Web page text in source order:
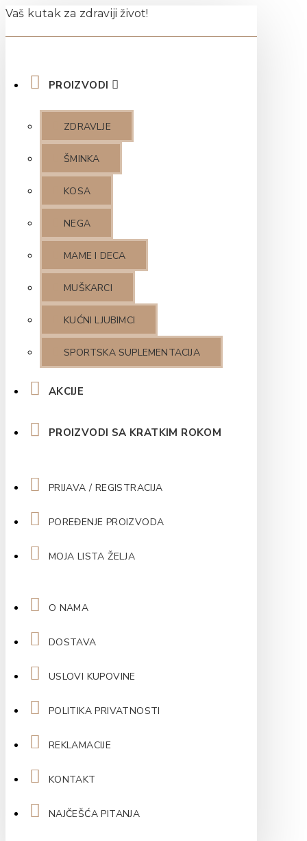
Vaš kutak za zdraviji život!
PROIZVODI
ZDRAVLJE
ŠMINKA
KOSA
NEGA
MAME I DECA
MUŠKARCI
KUĆNI LJUBIMCI
SPORTSKA SUPLEMENTACIJA
AKCIJE
PROIZVODI SA KRATKIM ROKOM
PRIJAVA / REGISTRACIJA
POREĐENJE PROIZVODA
MOJA LISTA ŽELJA
O NAMA
DOSTAVA
USLOVI KUPOVINE
POLITIKA PRIVATNOSTI
REKLAMACIJE
KONTAKT
NAJČEŠĆA PITANJA